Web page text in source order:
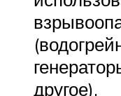
другое).